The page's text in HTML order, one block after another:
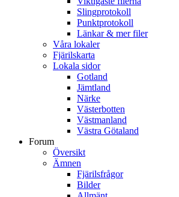
Slingprotokoll
Punktprotokoll
Länkar & mer filer
Våra lokaler
Fjärilskarta
Lokala sidor
Gotland
Jämtland
Närke
Västerbotten
Västmanland
Västra Götaland
Forum
Översikt
Ämnen
Fjärilsfrågor
Bilder